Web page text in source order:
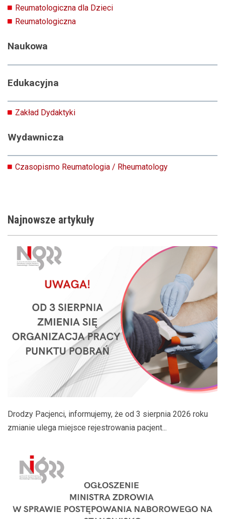
Reumatologiczna dla Dzieci
Reumatologiczna
Naukowa
Edukacyjna
Zakład Dydaktyki
Wydawnicza
Czasopismo Reumatologia / Rheumatology
Najnowsze artykuły
Drodzy Pacjenci, informujemy, że od 3 sierpnia 2026 roku
zmianie ulega miejsce rejestrowania pacjent...